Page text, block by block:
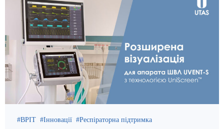
ВРІТ Інновації Респіраторна підтримка